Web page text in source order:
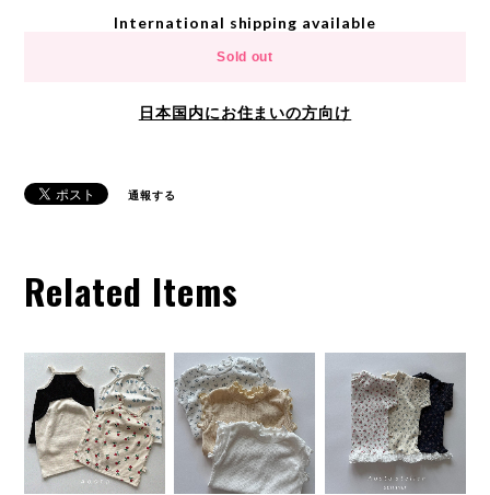
International shipping available
Sold out
日本国内にお住まいの方向け
通報する
Related Items